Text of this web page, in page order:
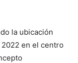
la ubicación
en el centro